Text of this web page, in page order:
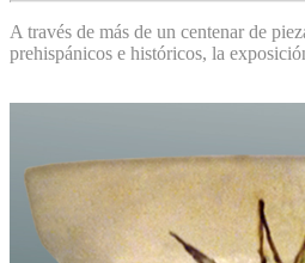
A través de más de un centenar de
prehispánicos e históricos, la